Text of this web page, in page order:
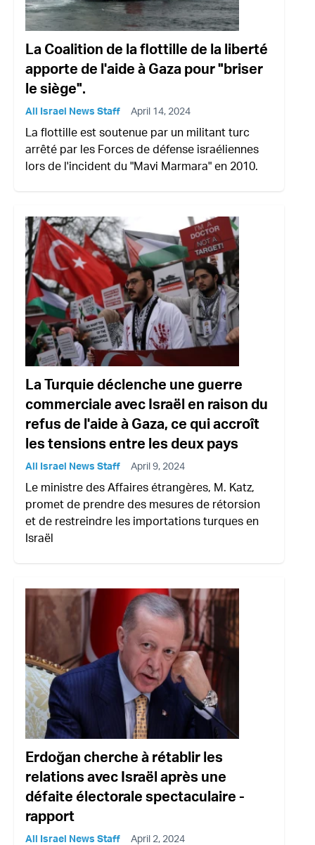
La Coalition de la flottille de la liberté
apporte de l'aide à Gaza pour "briser
le siège".
All Israel News Staff April 14, 2024
La flottille est soutenue par un militant turc
arrêté par les Forces de défense israéliennes
lors de l'incident du "Mavi Marmara" en 2010.
La Turquie déclenche une guerre
commerciale avec Israël en raison du
refus de l'aide à Gaza, ce qui accroît
les tensions entre les deux pays
All Israel News Staff April 9, 2024
Le ministre des Affaires étrangères, M. Katz,
promet de prendre des mesures de rétorsion
et de restreindre les importations turques en
Israël
Erdoğan cherche à rétablir les
relations avec Israël après une
défaite électorale spectaculaire -
rapport
All Israel News Staff April 2, 2024